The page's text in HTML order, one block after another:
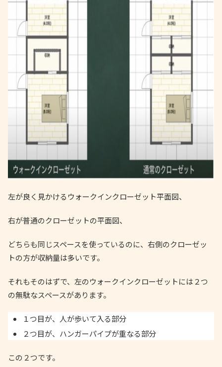
左が良く見かけるウォークインクローゼット平面図、
右が普通のクローゼットの平面図、
どちらも同じスペースを使っているのに、右側のクローゼッ
トの方が収納量は多いです。
それもそのはずで、左のウォークインクローゼットには２つ
の無駄なスペースがあります。
１つ目が、人が歩いて入る部分
２つ目が、ハンガーパイプが重なる部分
この２つです。